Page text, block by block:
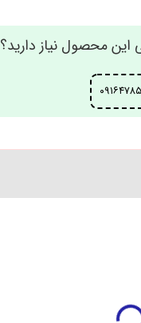
این محصول نیاز دارید؟